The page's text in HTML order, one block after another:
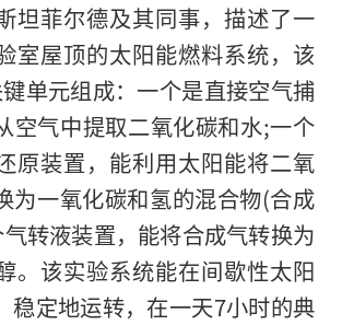
坦菲尔德及其同事，描述了一
室屋顶的太阳能燃料系统，该
单元组成：一个是直接空气捕
空气中提取二氧化碳和水;一个
原装置，能利用太阳能将二氧
为一氧化碳和氢的混合物(合成
转液装置，能将合成气转换为
。该实验系统能在间歇性太阳
稳定地运转，在一天7小时的典